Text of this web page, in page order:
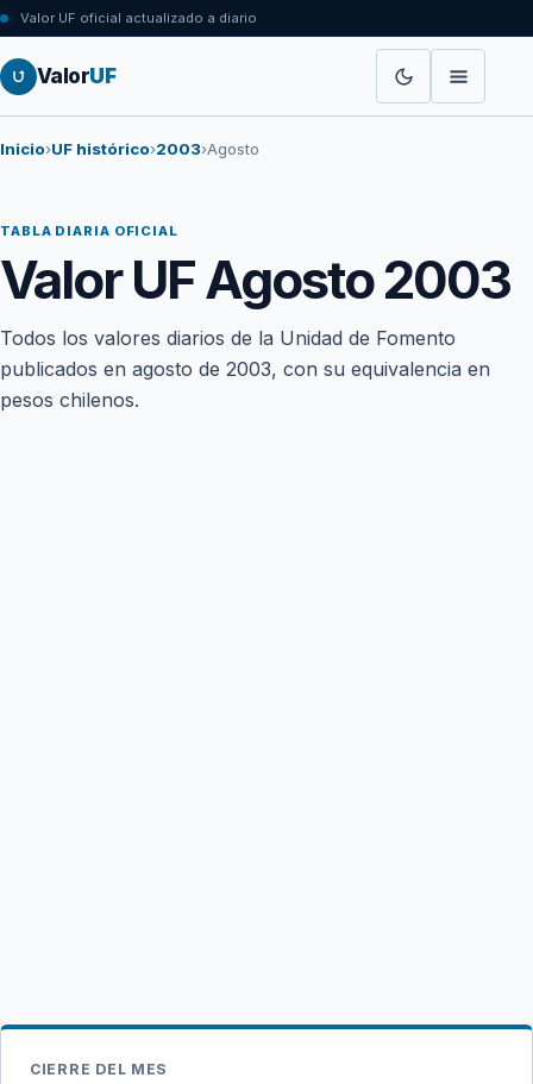
Valor UF oficial actualizado a diario
ValorUF
Inicio›UF histórico›2003›Agosto
TABLA DIARIA OFICIAL
Valor UF Agosto 2003
Todos los valores diarios de la Unidad de Fomento
publicados en agosto de 2003, con su equivalencia en
pesos chilenos.
CIERRE DEL MES